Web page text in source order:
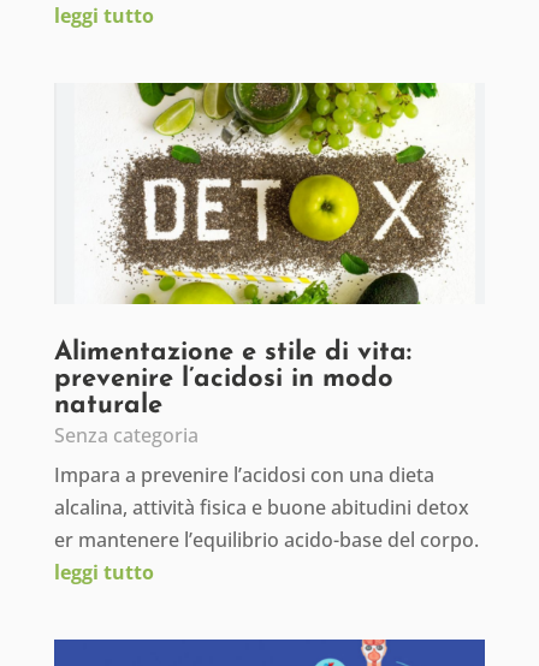
leggi tutto
Alimentazione e stile di vita:
prevenire l’acidosi in modo
naturale
Senza categoria
Impara a prevenire l’acidosi con una dieta
alcalina, attività fisica e buone abitudini detox
er mantenere l’equilibrio acido-base del corpo.
leggi tutto